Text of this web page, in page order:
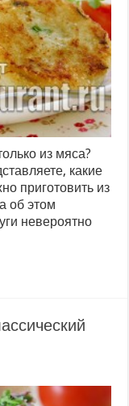
из мяса?
какие
приготовить из
об этом
невероятно